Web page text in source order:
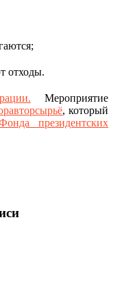
отходы.
Мероприятие
, который
президентских